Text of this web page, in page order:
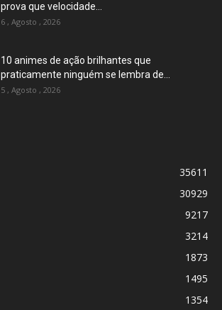
prova que velocidade...
6 , Agosto , 2026
10 animes de ação brilhantes que
praticamente ninguém se lembra de...
5 , Agosto , 2026
35611
30929
9217
3214
1873
1495
1354